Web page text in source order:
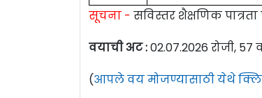
सूचना - सविस्तर शैक्षणिक
वयाची अट :02.07.2026 रोजी, 57
(आपले वय मोजण्यासाठी येथे